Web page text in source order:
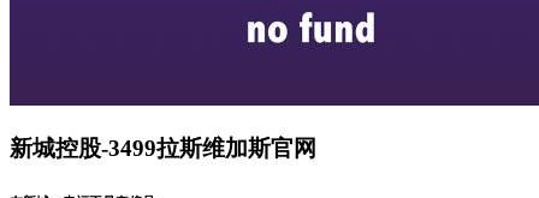
新城控股-3499拉斯维加斯官网